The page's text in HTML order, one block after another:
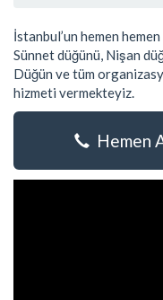
İstanbul’un hemen
Sünnet düğünü, Nişan
Düğün ve tüm
hizmeti vermekteyiz.
Hemen